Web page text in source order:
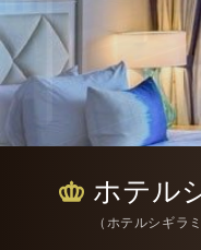
ホテル
（ ホテルシギラ